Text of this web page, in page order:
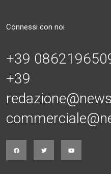
Connessi con noi
+39
+39